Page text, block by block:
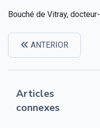
Bouché de Vitray,
ANTERIOR
Articles
connexes